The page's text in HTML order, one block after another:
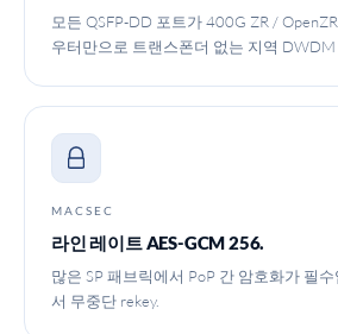
모든 QSFP-DD 포트가 400G ZR /
우터만으로 트랜스폰더 없는 지역 DWDM
MACSEC
라인 레이트 AES-GCM 256.
많은 SP 패브릭에서 PoP 간 암호화가 필
서 무중단 rekey.